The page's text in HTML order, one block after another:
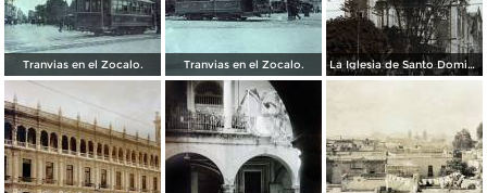
Tranvias en el Zocalo. Tranvias en el Zocalo. La Iglesia de Santo Domingo.